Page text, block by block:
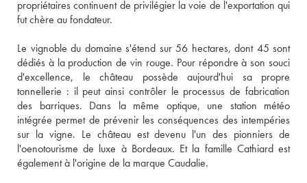
propriétaires continuent de privilégier la voie de l'exportation qui
fut chère au fondateur.
Le vignoble du domaine s'étend sur 56 hectares, dont 45 sont
dédiés à la production de vin rouge. Pour répondre à son souci
d'excellence, le château possède aujourd'hui sa propre
tonnellerie : il peut ainsi contrôler le processus de fabrication
des barriques. Dans la même optique, une station météo
intégrée permet de prévenir les conséquences des intempéries
sur la vigne. Le château est devenu l'un des pionniers de
l'oenotourisme de luxe à Bordeaux. Et la famille Cathiard est
également à l'origine de la marque Caudalie.